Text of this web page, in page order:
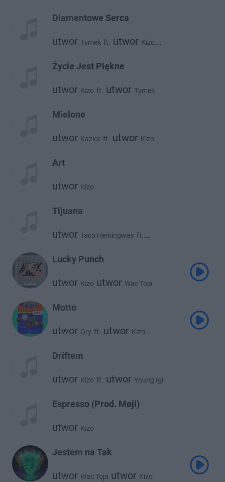
Diamentowe Serca
utwor Tymek ft. utwor Kizo
Życie Jest Piękne
utwor Kizo ft. utwor Tymek
Mielone
utwor Kazior ft. utwor Kizo
Art
utwor Kizo
Tijuana
utwor Taco Hemingway ft.
Lucky Punch
utwor Kizo utwor Wac Toja
Motto
utwor Qry ft. utwor Kizo
Driftem
utwor Kizo ft. utwor Young Igi
Espresso (Prod. Møji)
utwor Kizo
Jestem na Tak
utwor Wac Toja utwor Kizo